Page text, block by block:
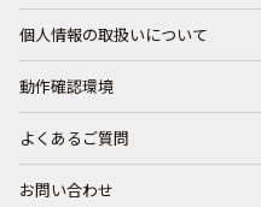
個人情報の取扱いについて
動作確認環境
よくあるご質問
お問い合わせ